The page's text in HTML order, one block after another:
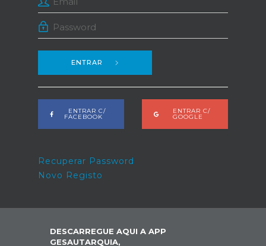
ENTRAR
ENTRAR C/
FACEBOOK
ENTRAR C/
GOOGLE
Recuperar Password
Novo Registo
DESCARREGUE AQUI A APP
GESAUTARQUIA,